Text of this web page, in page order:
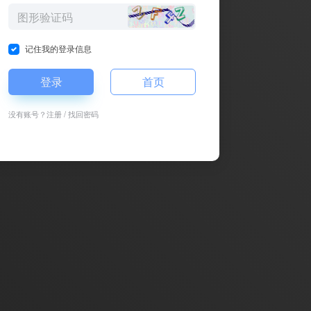
记住我的登录信息
登录 首页
没有账号？注册/找回密码